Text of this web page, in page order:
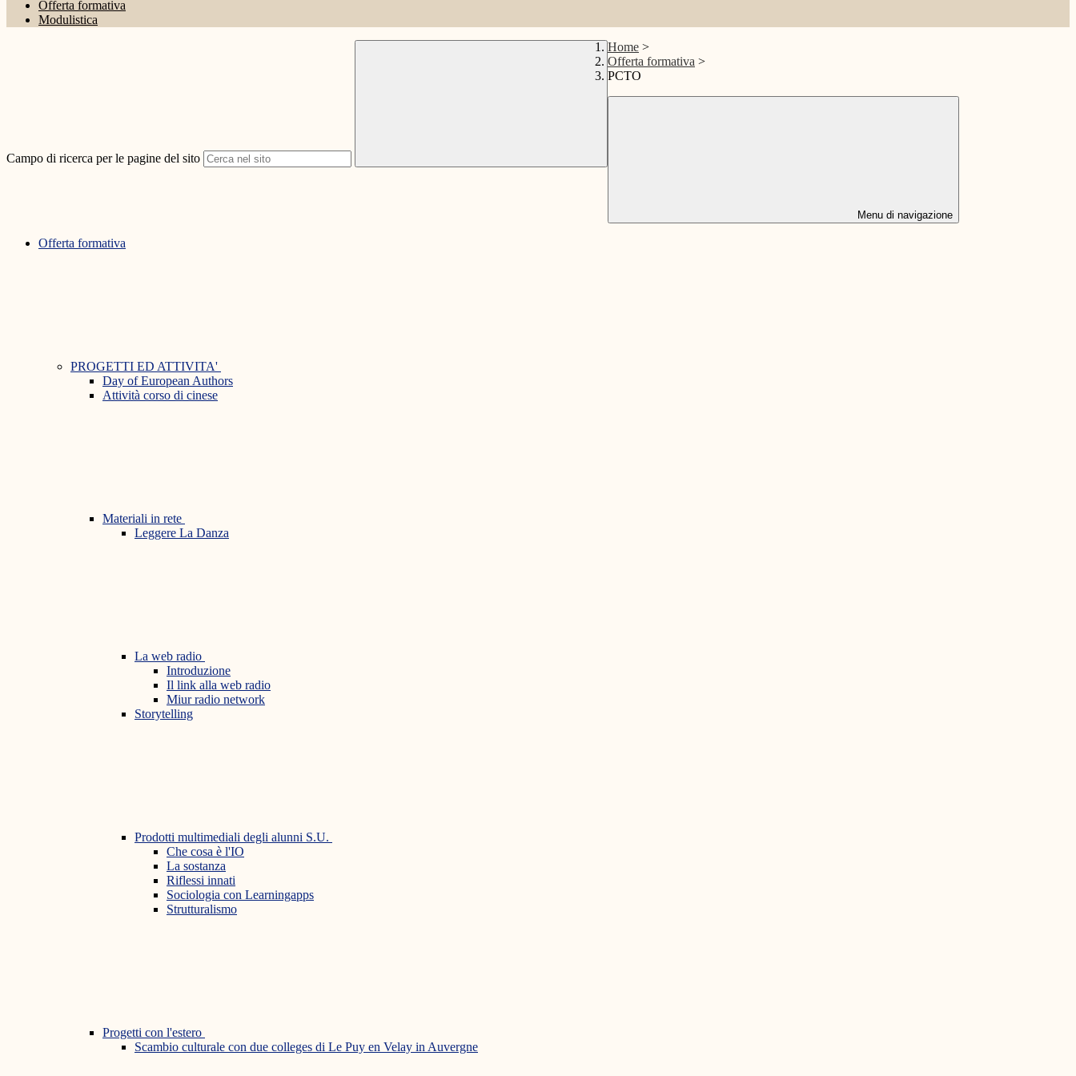
Offerta formativa
Modulistica
Campo di ricerca per le pagine del sito
Home >
Offerta formativa >
PCTO
Menu di navigazione
Offerta formativa
PROGETTI ED ATTIVITA'
Day of European Authors
Attività corso di cinese
Materiali in rete
Leggere La Danza
La web radio
Introduzione
Il link alla web radio
Miur radio network
Storytelling
Prodotti multimediali degli alunni S.U.
Che cosa è l'IO
La sostanza
Riflessi innati
Sociologia con Learningapps
Strutturalismo
Progetti con l'estero
Scambio culturale con due colleges di Le Puy en Velay in Auvergne